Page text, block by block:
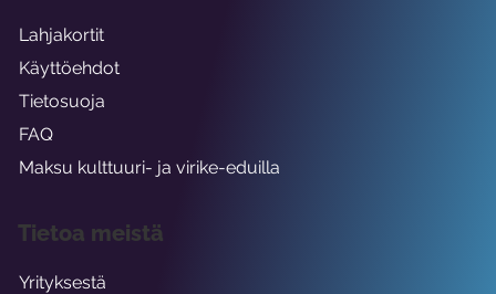
Lahjakortit
Käyttöehdot
Tietosuoja
FAQ
Maksu kulttuuri- ja virike-eduilla
Tietoa meistä
Yrityksestä